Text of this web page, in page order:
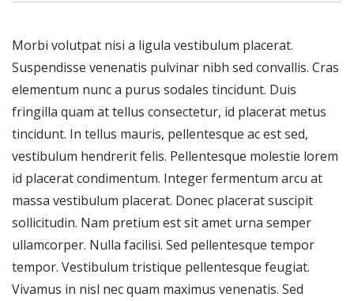
Morbi volutpat nisi a ligula vestibulum placerat.
Suspendisse venenatis pulvinar nibh sed convallis. Cras
elementum nunc a purus sodales tincidunt. Duis
fringilla quam at tellus consectetur, id placerat metus
tincidunt. In tellus mauris, pellentesque ac est sed,
vestibulum hendrerit felis. Pellentesque molestie lorem
id placerat condimentum. Integer fermentum arcu at
massa vestibulum placerat. Donec placerat suscipit
sollicitudin. Nam pretium est sit amet urna semper
ullamcorper. Nulla facilisi. Sed pellentesque tempor
tempor. Vestibulum tristique pellentesque feugiat.
Vivamus in nisl nec quam maximus venenatis. Sed